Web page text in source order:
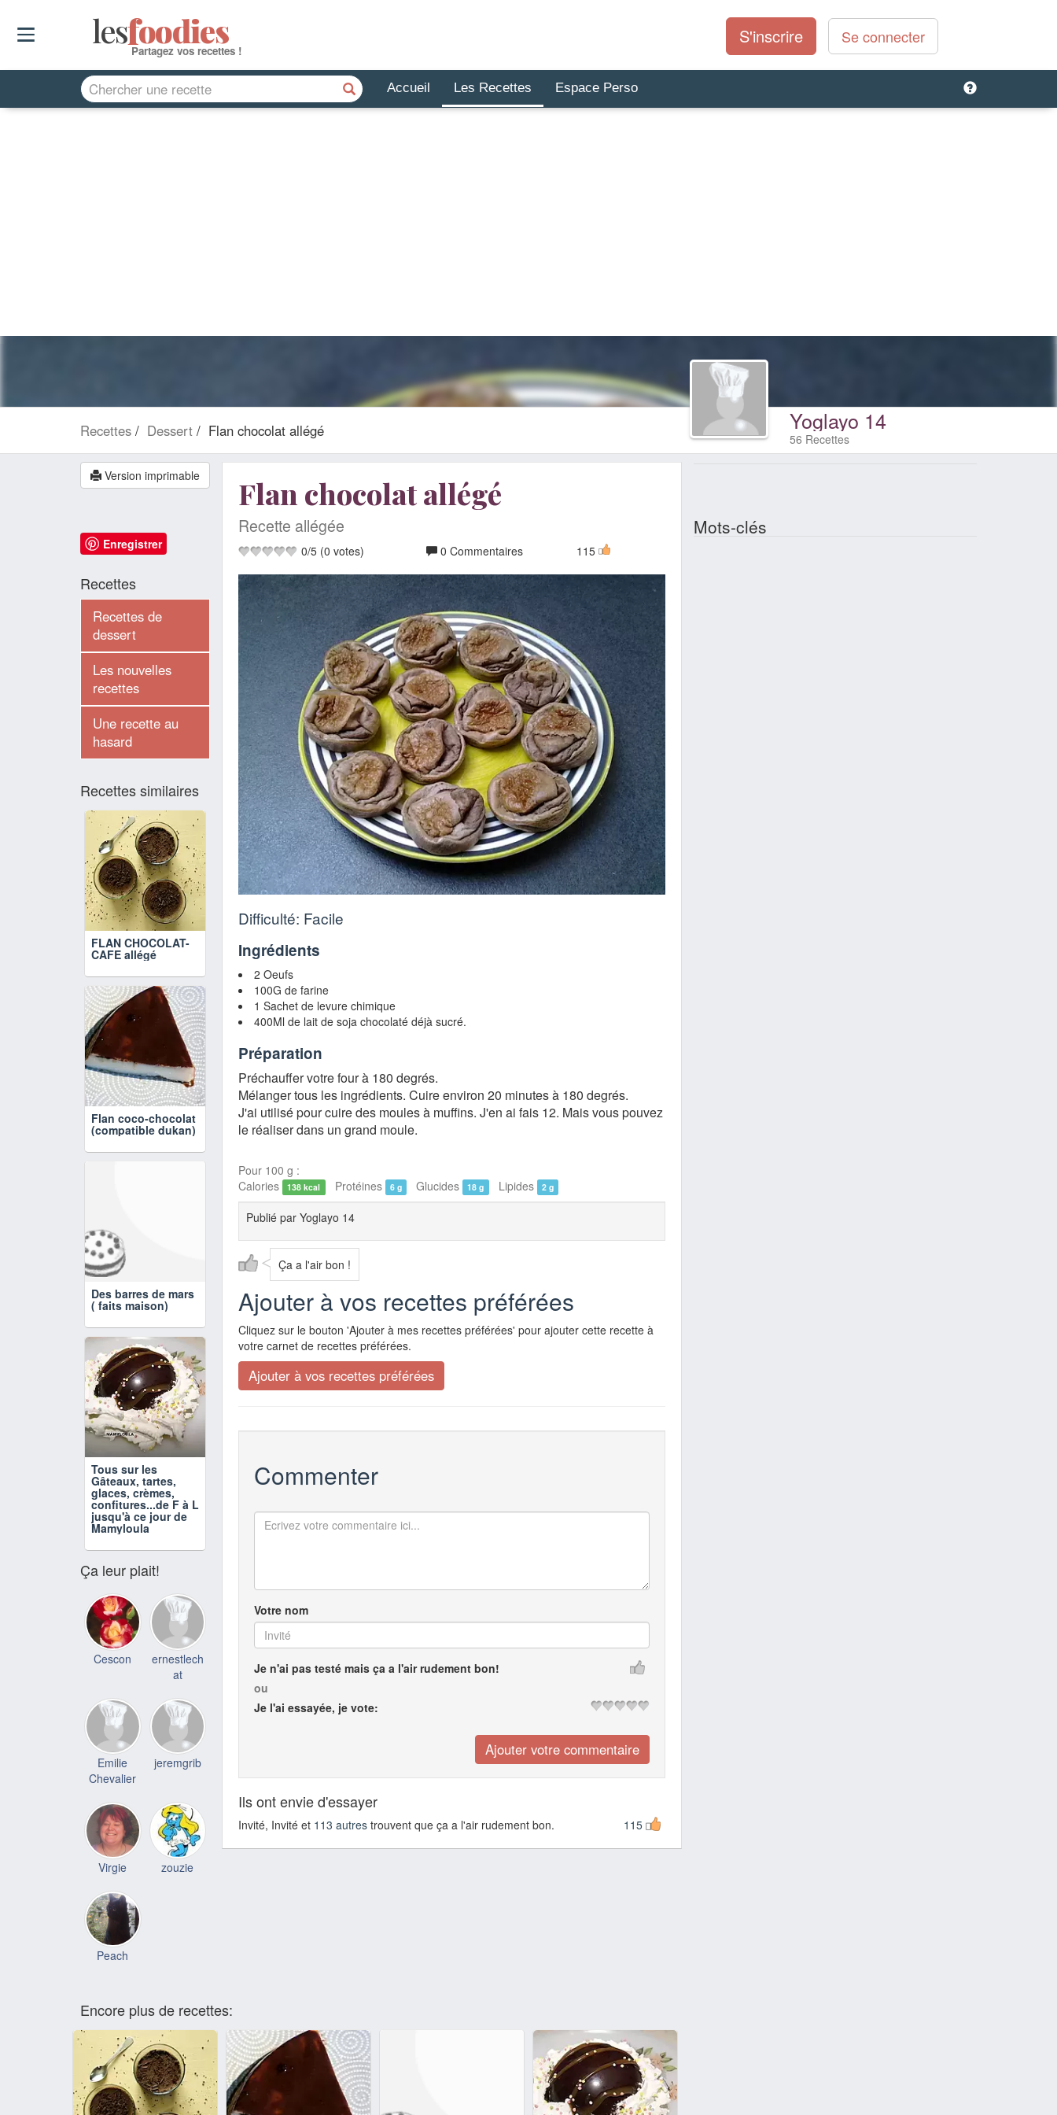
lesfoodies
Partagez vos recettes !
S'inscrire Se connecter
Accueil Les Recettes Espace Perso
Recettes Dessert Flan chocolat allégé Yoglayo 14
56 Recettes
Flan chocolat allégé
Recette allégée
0/5 (0 votes) 0 Commentaires 115
Difficulté: Facile
Ingrédients
2 Oeufs
100G de farine
1 Sachet de levure chimique
400Ml de lait de soja chocolaté déjà sucré.
Préparation
Préchauffer votre four à 180 degrés.
Mélanger tous les ingrédients. Cuire environ 20 minutes à 180 degrés.
J'ai utilisé pour cuire des moules à muffins. J'en ai fais 12. Mais vous pouvez
le réaliser dans un grand moule.
Pour 100 g :
Calories
138 kcal Protéines 6 g Glucides 18 g Lipides 2 g
Publié par Yoglayo 14
Ça a l'air bon !
Ajouter à vos recettes préférées
Cliquez sur le bouton 'Ajouter à mes recettes préférées' pour ajouter cette recette à
votre carnet de recettes préférées.
Commenter
Votre nom
Je n'ai pas testé mais ça a l'air rudement bon!
ou
Je l'ai essayée, je vote:
Ils ont envie d'essayer
115
Invité, Invité et 113 autres trouvent que ça a l'air rudement bon.
Version imprimable
Enregistrer
Recettes
Recettes de
dessert
Les nouvelles
recettes
Une recette au
hasard
Recettes similaires
FLAN CHOCOLAT-
CAFE allégé
Flan coco-chocolat
(compatible dukan)
Des barres de mars
( faits maison)
Tous sur les
Gâteaux, tartes,
glaces, crèmes,
confitures...de F à L
jusqu'à ce jour de
Mamyloula
Ça leur plait!
Cescon
ernestlech
at
Emilie
Chevalier
jeremgrib
Virgie zouzie
Peach
Encore plus de recettes:
Mots-clés